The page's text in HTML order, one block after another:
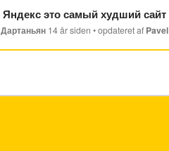
Яндекс это самый худший сайт
Дартаньян 14 år siden •opdateret af Pavel